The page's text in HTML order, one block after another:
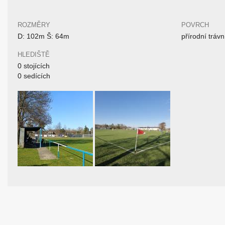
ROZMĚRY
D: 102m Š: 64m
HLEDIŠTĚ
0 stojících
0 sedících
POVRCH
přírodní